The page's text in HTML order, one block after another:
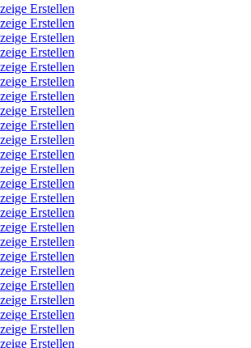
Erstellen
Erstellen
Erstellen
Erstellen
Erstellen
Erstellen
Erstellen
Erstellen
Erstellen
Erstellen
Erstellen
Erstellen
Erstellen
Erstellen
Erstellen
Erstellen
Erstellen
Erstellen
Erstellen
Erstellen
Erstellen
Erstellen
Erstellen
Erstellen